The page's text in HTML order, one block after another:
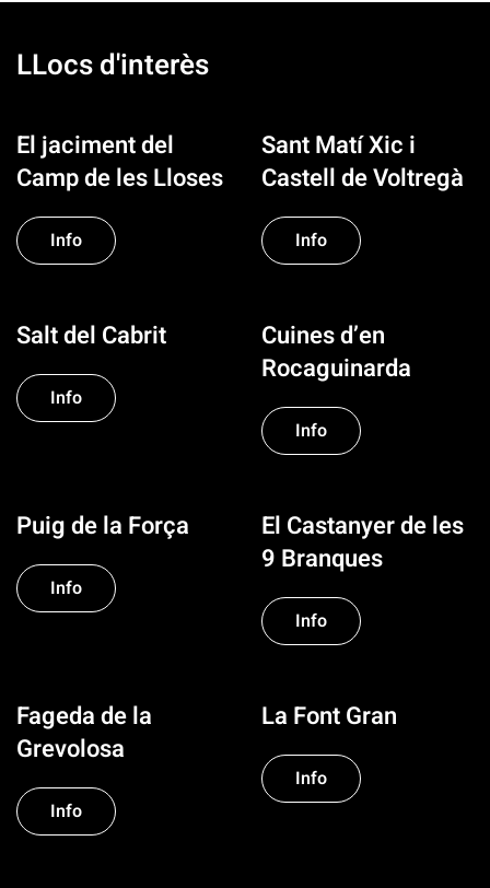
LLocs d'interès
El jaciment del
Camp de les Lloses
Info
Sant Matí Xic i
Castell de Voltregà
Info
Salt del Cabrit
Info
Cuines d’en
Rocaguinarda
Info
Puig de la Força
Info
El Castanyer de les
9 Branques
Info
Fageda de la
Grevolosa
Info
La Font Gran
Info